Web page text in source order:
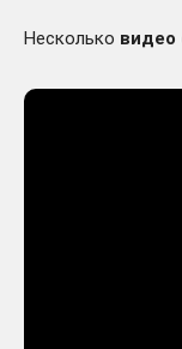
Несколько видео